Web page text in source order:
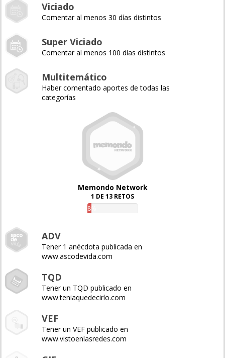
Viciado
Comentar al menos 30 días distintos
Super Viciado
Comentar al menos 100 días distintos
Multitemático
Haber comentado aportes de todas las
categorías
Memondo Network
1 DE 13 RETOS
8%
ADV
Tener 1 anécdota publicada en
www.ascodevida.com
TQD
Tener un TQD publicado en
www.teniaquedecirlo.com
VEF
Tener un VEF publicado en
www.vistoenlasredes.com